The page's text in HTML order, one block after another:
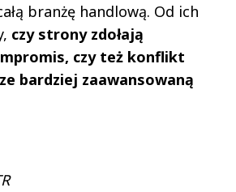
branżę handlową. Od ich
czy strony zdołają
czy też konflikt
bardziej zaawansowaną